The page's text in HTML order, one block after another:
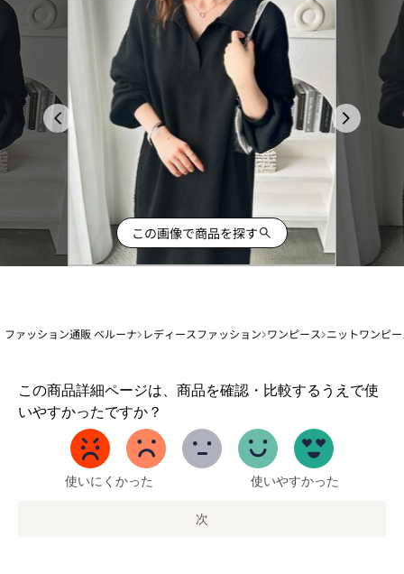
この画像で商品を探す
ファッション通販 ベルーナ レディースファッション ワンピース ニットワンピ
この商品詳細ページは、商品を確認・比較するうえで使
いやすかったですか？
1
か
使いにくかった 使いやすかった
次